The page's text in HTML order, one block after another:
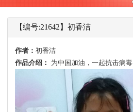
【编号:21642】初香洁
作者： 初香洁
作品介绍：
为中国加油，一起抗击病毒